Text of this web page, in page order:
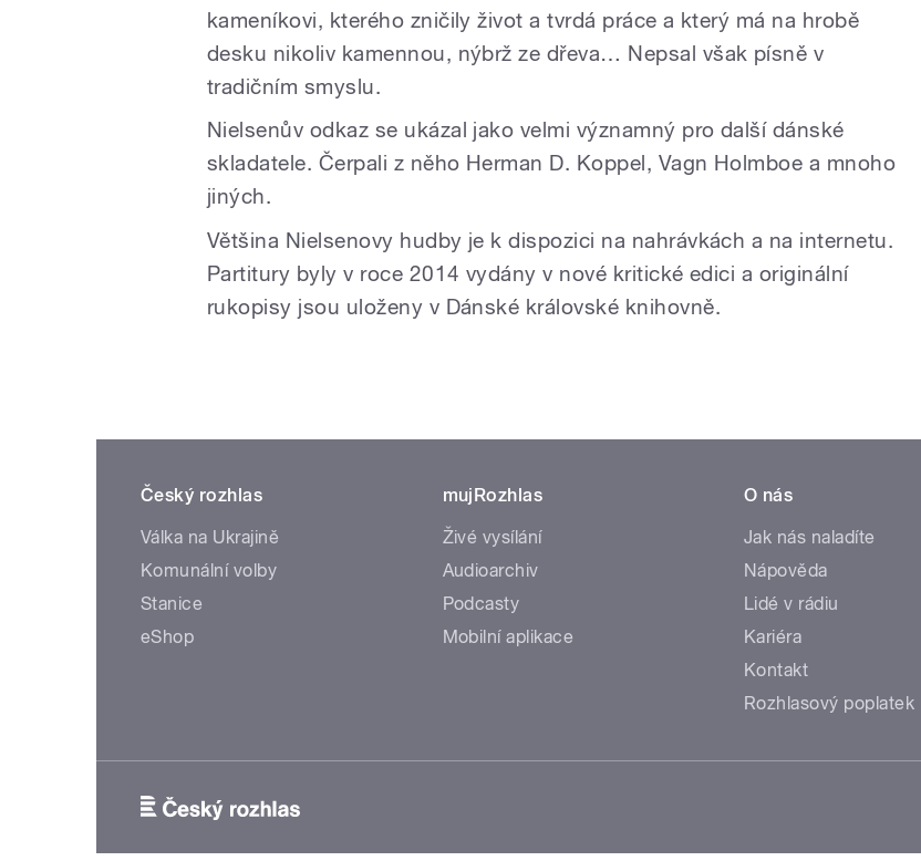
kameníkovi, kterého zničily život a tvrdá práce a který má na hrobě
desku nikoliv kamennou, nýbrž ze dřeva… Nepsal však písně v
tradičním smyslu.
Nielsenův odkaz se ukázal jako velmi významný pro další dánské
skladatele. Čerpali z něho Herman D. Koppel, Vagn Holmboe a mnoho
jiných.
Většina Nielsenovy hudby je k dispozici na nahrávkách a na internetu.
Partitury byly v roce 2014 vydány v nové kritické edici a originální
rukopisy jsou uloženy v Dánské královské knihovně.
Český rozhlas
Válka na Ukrajině
Komunální volby
Stanice
eShop
mujRozhlas
Živé vysílání
Audioarchiv
Podcasty
Mobilní aplikace
O nás
Jak nás naladíte
Nápověda
Lidé v rádiu
Kariéra
Kontakt
Rozhlasový poplatek